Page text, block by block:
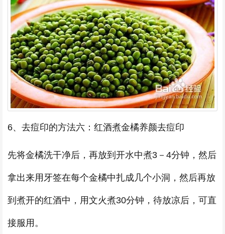
6、去痘印的方法六：红酒煮金橘养颜去痘印
先将金橘洗干净后，再放到开水中煮3－4分钟，然后
拿出来用牙签在每个金橘中扎成几个小洞，然后再放
到煮开的红酒中，用文火煮30分钟，待放凉后，可直
接服用。